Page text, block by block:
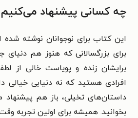
چه کسانی پیشنهاد می‌کنیم
این کتاب برای نوجوانان نوشته
برای بزرگسالانی که هنوز هم
برایشان زنده و پویاست خالی از
افرادی هستید که نه دنیایی خیالی
داستان‌های تخیلی، باز هم پیشنهاد
بخوانید. همیشه برای اولین تجربه